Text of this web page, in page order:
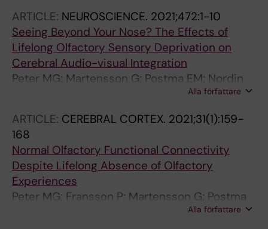
M; Ekman U
ARTICLE: NEUROSCIENCE. 2021;472:1-10
Seeing Beyond Your Nose? The Effects of
Lifelong Olfactory Sensory Deprivation on
Cerebral Audio-visual Integration
Peter MG; Martensson G; Postma EM; Nordin
LE; Westman E; Boesveldt S; Lundstrom JN
Alla författare
ARTICLE: CEREBRAL CORTEX. 2021;31(1):159-
168
Normal Olfactory Functional Connectivity
Despite Lifelong Absence of Olfactory
Experiences
Peter MG; Fransson P; Martensson G; Postma
EM; Nordin LE; Westman E; Boesveldt S;
Alla författare